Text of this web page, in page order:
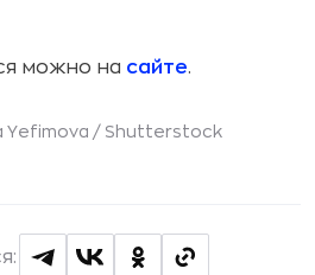
можно на сайте.
Yefimova / Shutterstock